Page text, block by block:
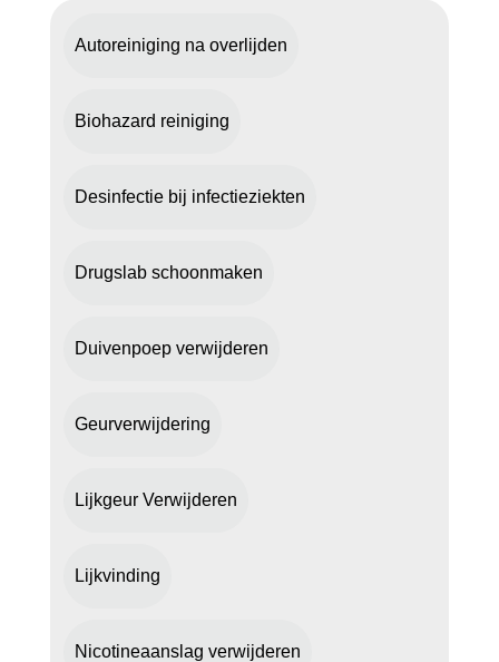
Autoreiniging na overlijden
Biohazard reiniging
Desinfectie bij infectieziekten
Drugslab schoonmaken
Duivenpoep verwijderen
Geurverwijdering
Lijkgeur Verwijderen
Lijkvinding
Nicotineaanslag verwijderen